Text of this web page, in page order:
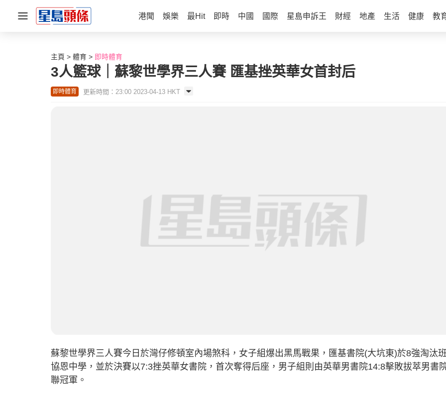
港聞 娛樂 最Hit 即時 中國 國際 星島申訴王 財經 地產 生活 健康 教
主頁 體育 即時體育
3人籃球｜蘇黎世學界三人賽 匯基挫英華女首封后
即時體育 更新時間：23:00 2023-04-13 HKT
蘇黎世學界三人賽今日於灣仔修頓室內場煞科，女子組爆出黑馬戰果，匯基書院(大坑東)於8強淘汰
協恩中學，並於決賽以7:3挫英華女書院，首次奪得后座，男子組則由英華男書院14:8擊敗拔萃男書
聯冠軍。